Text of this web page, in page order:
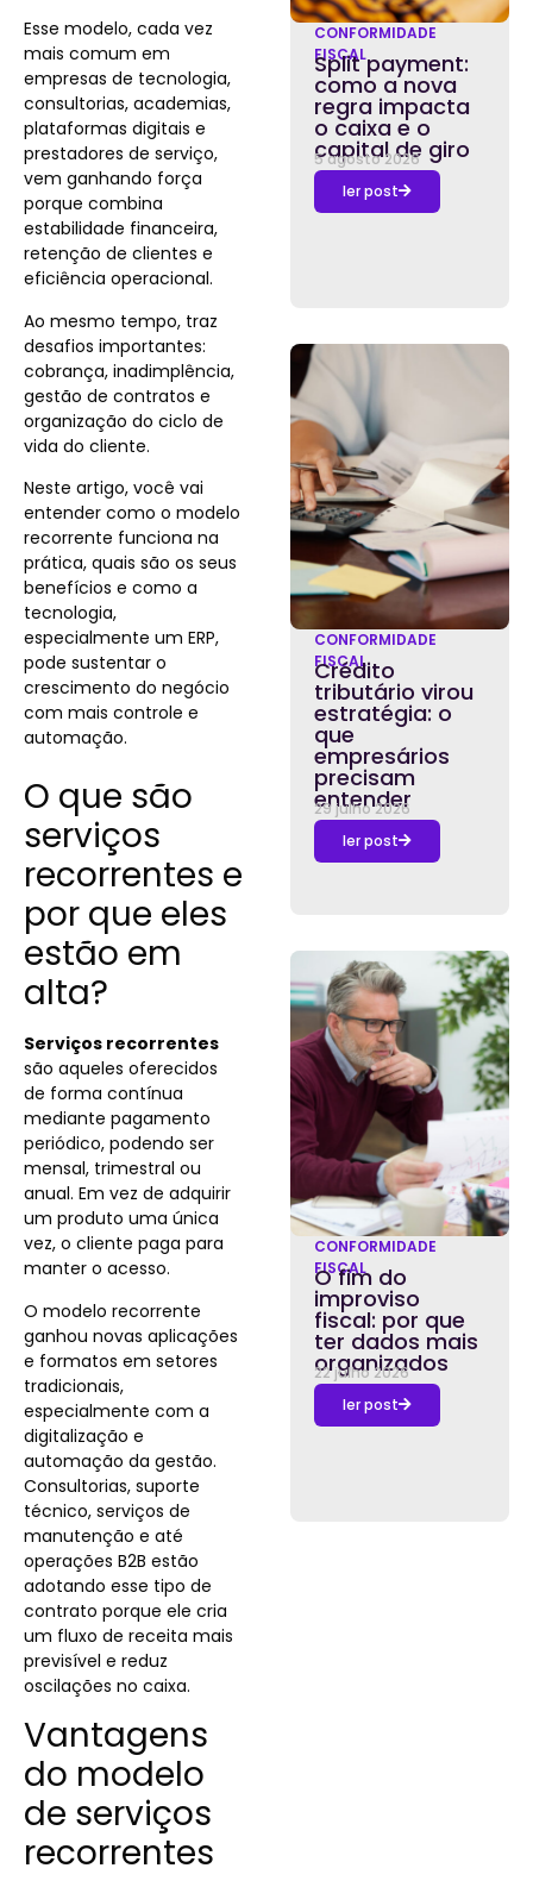
Esse modelo, cada vez
mais comum em
empresas de tecnologia,
consultorias, academias,
plataformas digitais e
prestadores de serviço,
vem ganhando força
porque combina
estabilidade financeira,
retenção de clientes e
eficiência operacional.
Ao mesmo tempo, traz
desafios importantes:
cobrança, inadimplência,
gestão de contratos e
organização do ciclo de
vida do cliente.
Neste artigo, você vai
entender como o modelo
recorrente funciona na
prática, quais são os seus
benefícios e como a
tecnologia,
especialmente um ERP,
pode sustentar o
crescimento do negócio
com mais controle e
automação.
O que são
serviços
recorrentes e
por que eles
estão em
alta?
Serviços recorrentes
são aqueles oferecidos
de forma contínua
mediante pagamento
periódico, podendo ser
mensal, trimestral ou
anual. Em vez de adquirir
um produto uma única
vez, o cliente paga para
manter o acesso.
O modelo recorrente
ganhou novas aplicações
e formatos em setores
tradicionais,
especialmente com a
digitalização e
automação da gestão.
Consultorias, suporte
técnico, serviços de
manutenção e até
operações B2B estão
adotando esse tipo de
contrato porque ele cria
um fluxo de receita mais
previsível e reduz
oscilações no caixa.
Vantagens
do modelo
de serviços
recorrentes
CONFORMIDADE
FISCAL
Split payment:
como a nova
regra impacta
o caixa e o
capital de giro
5 agosto 2026
ler post
CONFORMIDADE
FISCAL
Crédito
tributário virou
estratégia: o
que
empresários
precisam
entender
29 julho 2026
ler post
CONFORMIDADE
FISCAL
O fim do
improviso
fiscal: por que
ter dados mais
organizados
22 julho 2026
ler post